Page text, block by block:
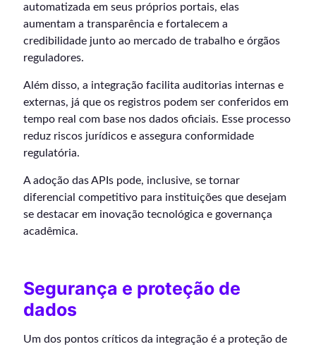
automatizada em seus próprios portais, elas
aumentam a transparência e fortalecem a
credibilidade junto ao mercado de trabalho e órgãos
reguladores.
Além disso, a integração facilita auditorias internas e
externas, já que os registros podem ser conferidos em
tempo real com base nos dados oficiais. Esse processo
reduz riscos jurídicos e assegura conformidade
regulatória.
A adoção das APIs pode, inclusive, se tornar
diferencial competitivo para instituições que desejam
se destacar em inovação tecnológica e governança
acadêmica.
Segurança e proteção de
dados
Um dos pontos críticos da integração é a proteção de